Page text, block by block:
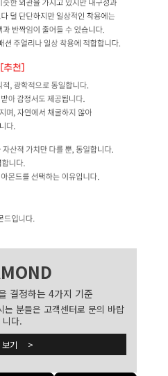
결정하는 4가지 기준
는 분들은 고객센터로 문의 바랍
니다.
보기 >